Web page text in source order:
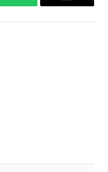
WhatsApp Email